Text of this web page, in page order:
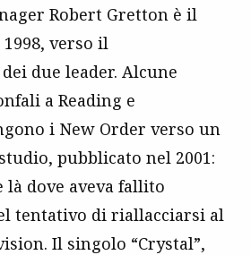
Robert Gretton è il
verso il
due leader. Alcune
a Reading e
i New Order verso un
pubblicato nel 2001:
là dove aveva fallito
tentativo di riallacciarsi al
Il singolo “Crystal”,